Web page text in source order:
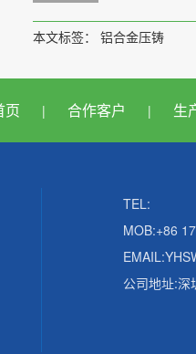
本文标签： 铝合金压铸
页 | 合作客户 | 生
TEL:
MOB:+86
公司地址:深